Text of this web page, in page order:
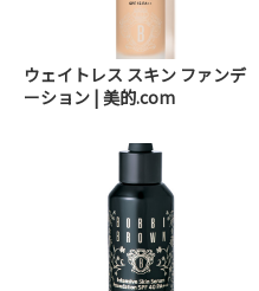
ウェイトレス スキン ファンデ
ーション | 美的.com